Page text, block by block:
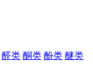
醛类 酮类 酚类 醚类